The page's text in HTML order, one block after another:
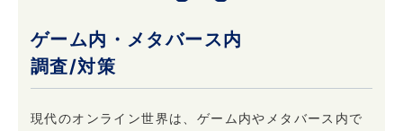
に応じて情報を開示することがあります。及び
当社の権利や財産を保護する目的で開示するこ
とがあります。
ゲーム内・メタバース内
調査/対策
現代のオンライン世界は、ゲーム内やメタバース内で